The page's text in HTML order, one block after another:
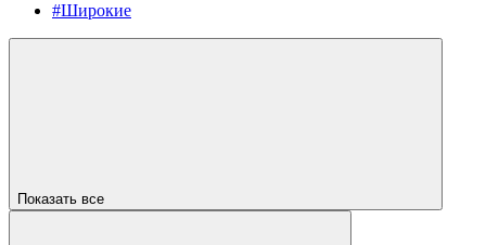
#Широкие
Показать все